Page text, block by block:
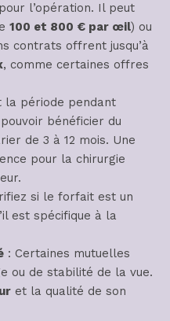
l’opération. Il peut
100 et 800 € par œil) ou
contrats offrent jusqu’à
, comme certaines offres
la période pendant
bénéficier du
de 3 à 12 mois. Une
pour la chirurgie
si le forfait est un
est spécifique à la
: Certaines mutuelles
ou de stabilité de la vue.
et la qualité de son